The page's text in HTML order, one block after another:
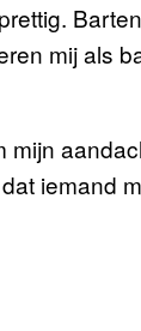
mij als
iemand